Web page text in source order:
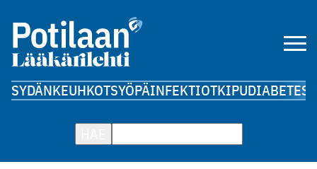
SYDÄNKEUHKOTSYÖPÄINFEKTIOTKIPUDIABETES